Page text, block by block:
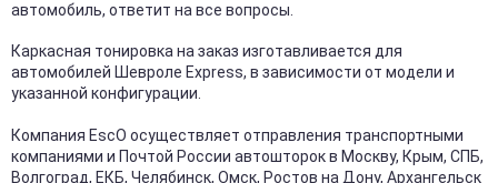
автомобиль, ответит на все вопросы.
Каркасная тонировка на заказ изготавливается для
автомобилей Шевроле Express, в зависимости от модели и
указанной конфигурации.
Компания EscO осуществляет отправления транспортными
компаниями и Почтой России автошторок в Москву, Крым, СПБ,
Волгоград, ЕКБ, Челябинск, Омск, Ростов на Дону, Архангельск